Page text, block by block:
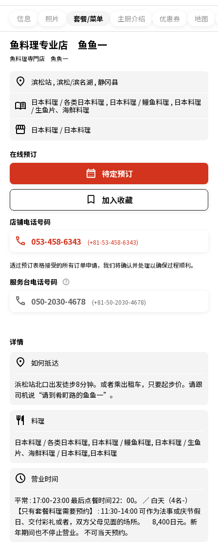
信息 照片 套餐/菜单 主厨介绍 优惠券 地图
鱼料理专业店 鱼鱼一
魚料理専門店 魚魚一
滨松站 , 滨松/滨名湖 , 静冈县
日本料理 /各类日本料理 , 日本料理 /鳗鱼料理 , 日本料理
/生鱼片、海鲜料理
日本料理 / 日本料理
在线预订
待定预订
加入收藏
店铺电话号码
053-458-6343 (+81-53-458-6343)
透过预订表格接受的所有订单申请，我们将确认并处理以确保过程顺利。
服务台电话号码
050-2030-4678 (+81-50-2030-4678)
详情
如何抵达
浜松站北口出发徒步8分钟。或者乘出租车，只要起步价。请跟
司机说“请到肴町路的鱼鱼一”。
料理
日本料理 / 各类日本料理, 日本料理 / 鳗鱼料理, 日本料理 / 生鱼
片、海鲜料理 / 日本料理,日本料理
营业时间
平常 : 17:00-23:00 最后点餐时间22：00。 ／ 白天（4名-）
【只有套餐料理需要预约】 : 11:30-14:00 可作为法事或庆节假
日、交付彩礼或者，双方父母见面的场所。 8,400日元。新
年期间也不停止营业。 不可当天预约。